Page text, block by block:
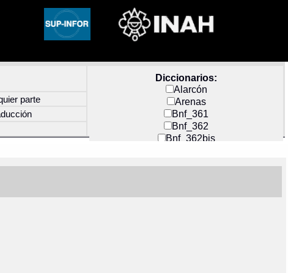
Diccionarios:
Alarcón
Arenas
Bnf_361
Bnf_362
Bnf_362bis
Docs_México
parte